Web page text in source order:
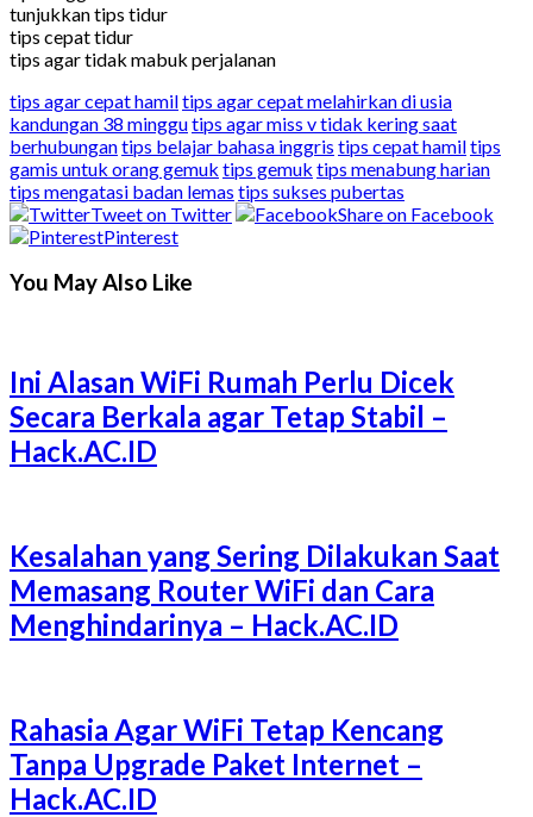
tunjukkan tips tidur
tips cepat tidur
tips agar tidak mabuk perjalanan
tips agar cepat hamiltips agar cepat melahirkan di usia
kandungan 38 minggutips agar miss v tidak kering saat
berhubungantips belajar bahasa inggris tips cepat hamiltips
gamis untuk orang gemuk tips gemuk tips menabung harian
tips mengatasi badan lemas tips sukses pubertas
Tweet on Twitter
Share on Facebook
Pinterest
You May Also Like
Ini Alasan WiFi Rumah Perlu Dicek
Secara Berkala agar Tetap Stabil –
Hack.AC.ID
Kesalahan yang Sering Dilakukan Saat
Memasang Router WiFi dan Cara
Menghindarinya – Hack.AC.ID
Rahasia Agar WiFi Tetap Kencang
Tanpa Upgrade Paket Internet –
Hack.AC.ID